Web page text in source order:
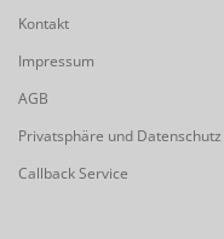
Kontakt
Impressum
AGB
Privatsphäre und Datenschutz
Callback Service